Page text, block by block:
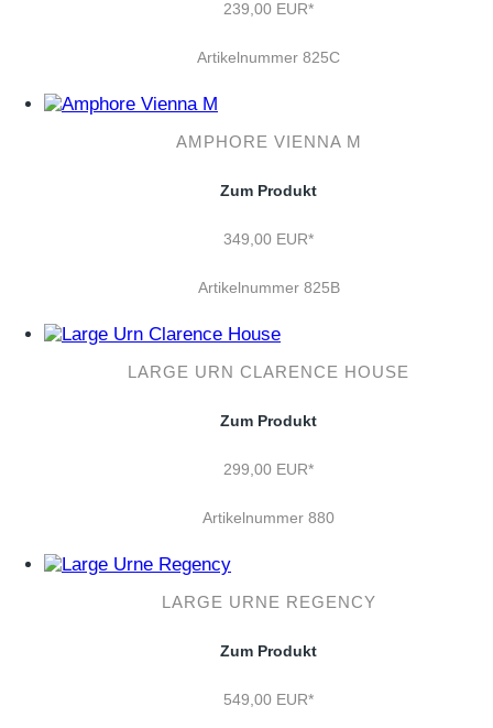
239,00 EUR*
Artikelnummer 825C
AMPHORE VIENNA M
Zum Produkt
349,00 EUR*
Artikelnummer 825B
LARGE URN CLARENCE HOUSE
Zum Produkt
299,00 EUR*
Artikelnummer 880
LARGE URNE REGENCY
Zum Produkt
549,00 EUR*